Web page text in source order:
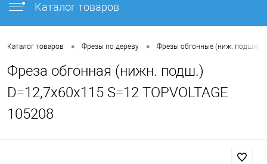
Каталог товаров
Каталог товаров • Фрезы по дереву • Фрезы обгонные (ниж.
Фреза обгонная (нижн. подш.)
D=12,7x60x115 S=12 TOPVOLTAGE
105208